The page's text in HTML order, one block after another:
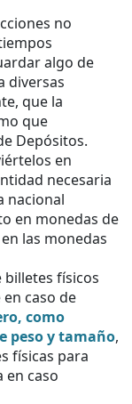
no
algo de
diversas
que la
que
Depósitos.
en
necesaria
nacional
en monedas de
las monedas
billetes físicos
caso de
como
peso y tamaño,
físicas para
en caso